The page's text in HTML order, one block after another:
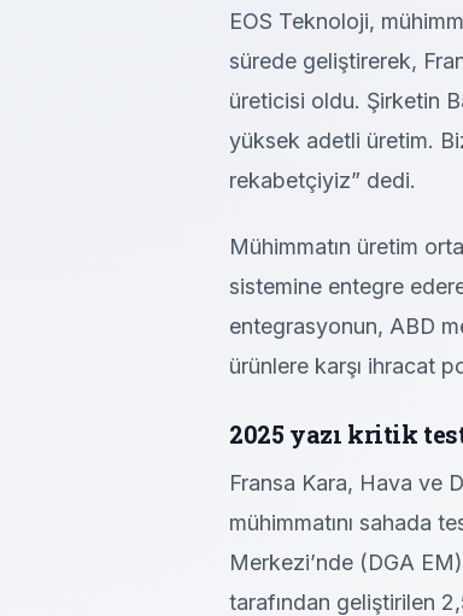
EOS Teknoloji,
sürede geliştirerek,
üreticisi oldu. Şirketin
yüksek adetli üretim.
rekabetçiyiz” dedi.
Mühimmatın üretim
sistemine entegre
entegrasyonun, ABD
ürünlere karşı ihracat
2025 yazı kritik
Fransa Kara, Hava ve
mühimmatını sahada
Merkezi’nde (DGA EM)
tarafından geliştirilen